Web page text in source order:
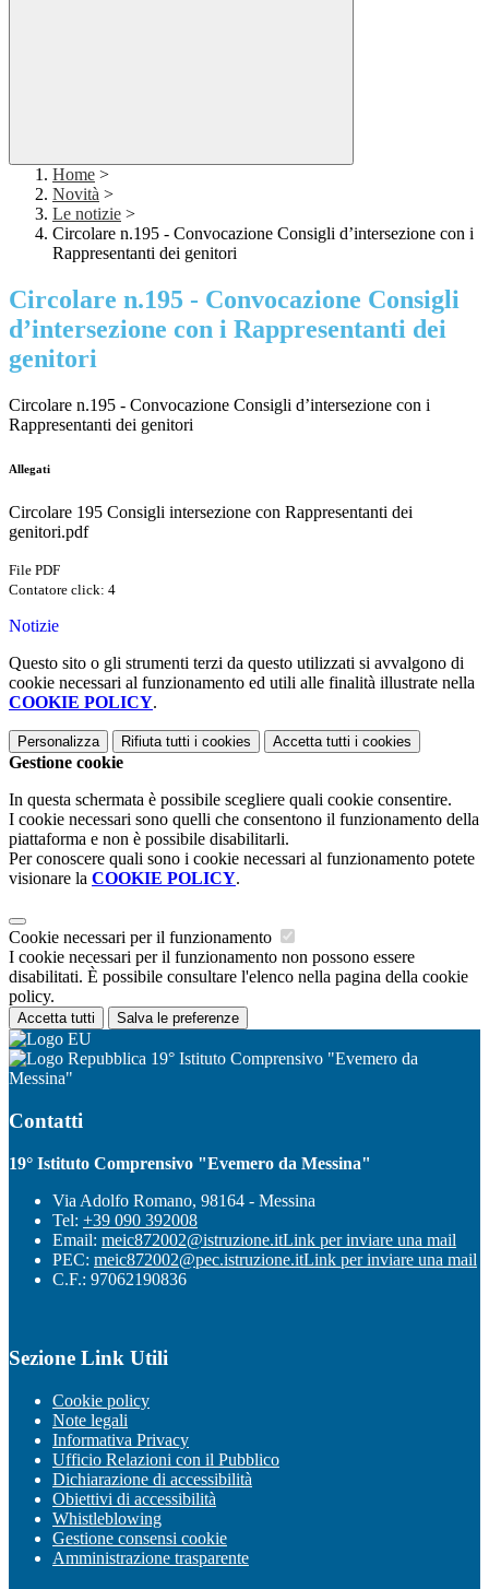
Home >
Novità >
Le notizie >
Circolare n.195 - Convocazione Consigli d’intersezione con i
Rappresentanti dei genitori
Circolare n.195 - Convocazione Consigli
d’intersezione con i Rappresentanti dei
genitori
Circolare n.195 - Convocazione Consigli d’intersezione con i
Rappresentanti dei genitori
Allegati
Circolare 195 Consigli intersezione con Rappresentanti dei
genitori.pdf
File PDF
Contatore click: 4
Notizie
Questo sito o gli strumenti terzi da questo utilizzati si avvalgono di
cookie necessari al funzionamento ed utili alle finalità illustrate nella
COOKIE POLICY.
Personalizza Rifiuta tutti i cookies Accetta tutti i cookies
Gestione cookie
In questa schermata è possibile scegliere quali cookie consentire.
I cookie necessari sono quelli che consentono il funzionamento della
piattaforma e non è possibile disabilitarli.
Per conoscere quali sono i cookie necessari al funzionamento potete
visionare la COOKIE POLICY.
Cookie necessari per il funzionamento
I cookie necessari per il funzionamento non possono essere
disabilitati. È possibile consultare l'elenco nella pagina della cookie
policy.
Accetta tutti Salva le preferenze
19° Istituto Comprensivo "Evemero da
Messina"
Contatti
19° Istituto Comprensivo "Evemero da Messina"
Via Adolfo Romano, 98164 - Messina
Tel: +39 090 392008
Email: meic872002@istruzione.itLink per inviare una mail
PEC: meic872002@pec.istruzione.itLink per inviare una mail
C.F.: 97062190836
Sezione Link Utili
Cookie policy
Note legali
Informativa Privacy
Ufficio Relazioni con il Pubblico
Dichiarazione di accessibilità
Obiettivi di accessibilità
Whistleblowing
Gestione consensi cookie
Amministrazione trasparente